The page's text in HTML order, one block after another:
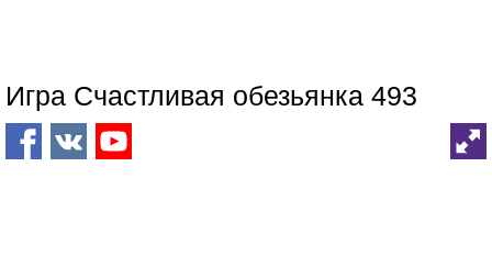
Игра Счастливая обезьянка 493